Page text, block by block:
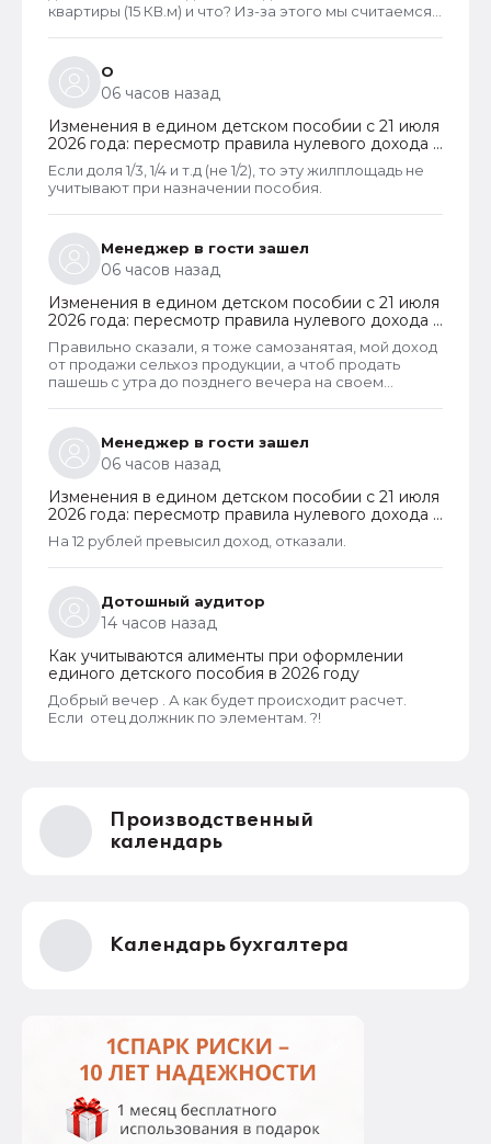
квартиры (15 КВ.м) и что? Из-за этого мы считаемся
наследства играют роль.
О
06 часов назад
Изменения в едином детском пособии с 21 июля
2026 года: пересмотр правила нулевого дохода и
новый порядок оформления пособий по месту
пребывания
Если доля 1/3, 1/4 и т.д (не 1/2), то эту жилплощадь не
учитывают при назначении пособия.
Менеджер в гости зашел
06 часов назад
Изменения в едином детском пособии с 21 июля
2026 года: пересмотр правила нулевого дохода и
новый порядок оформления пособий по месту
пребывания
Правильно сказали, я тоже самозанятая, мой доход
от продажи сельхоз продукции, а чтоб продать
пашешь с утра до позднего вечера на своем
Менеджер в гости зашел
06 часов назад
Изменения в едином детском пособии с 21 июля
2026 года: пересмотр правила нулевого дохода и
новый порядок оформления пособий по месту
пребывания
На 12 рублей превысил доход, отказали.
Дотошный аудитор
14 часов назад
Как учитываются алименты при оформлении
единого детского пособия в 2026 году
Добрый вечер . А как будет происходит расчет.
Если отец должник по элементам. ?!
Производственный
календарь
Календарь бухгалтера